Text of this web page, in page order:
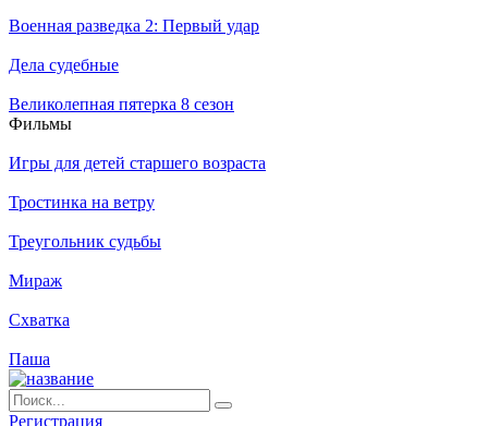
Военная разведка 2: Первый удар
Дела судебные
Великолепная пятерка 8 сезон
Филь­мы
Игры для детей старшего возраста
Тростинка на ветру
Треугольник судьбы
Мираж
Схватка
Паша
Ре­ги­ст­ра­ция